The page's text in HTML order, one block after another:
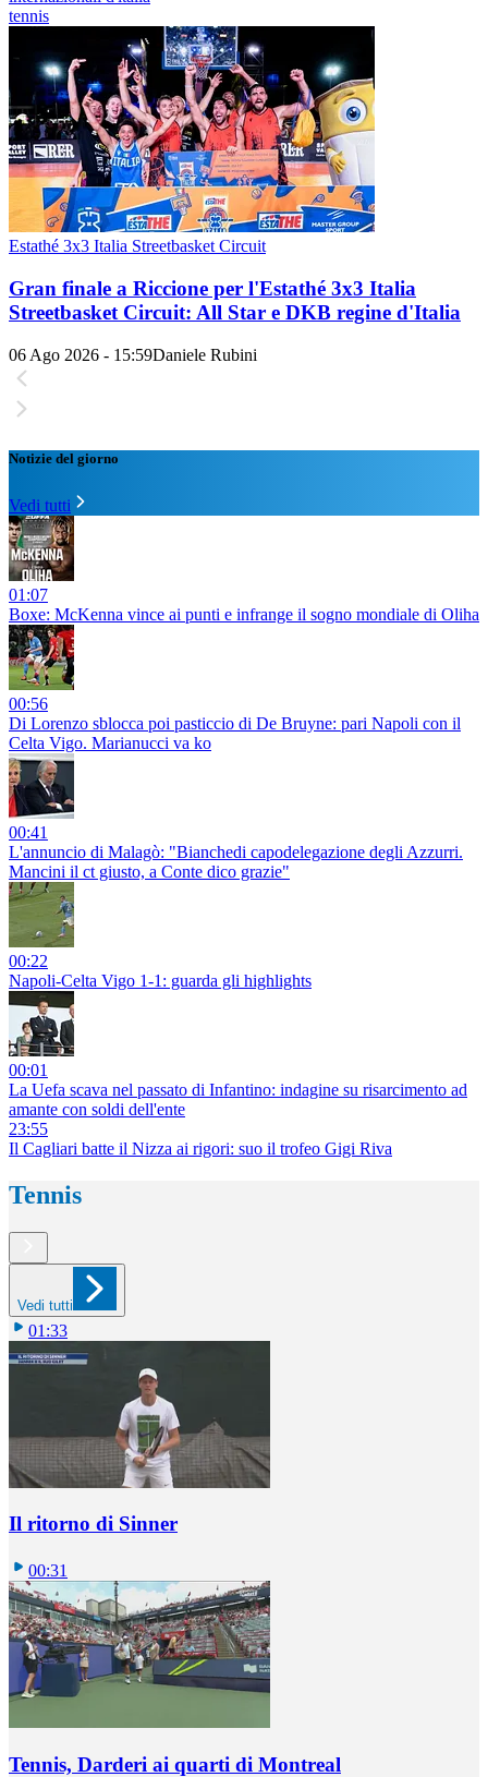
tennis
Estathé 3x3 Italia Streetbasket Circuit
Gran finale a Riccione per l'Estathé 3x3 Italia
Streetbasket Circuit: All Star e DKB regine d'Italia
06 Ago 2026 - 15:59Daniele Rubini
Notizie del giorno
Vedi tutti
01:07
Boxe: McKenna vince ai punti e infrange il sogno mondiale di Oliha
00:56
Di Lorenzo sblocca poi pasticcio di De Bruyne: pari Napoli con il
Celta Vigo. Marianucci va ko
00:41
L'annuncio di Malagò: "Bianchedi capodelegazione degli Azzurri.
Mancini il ct giusto, a Conte dico grazie"
00:22
Napoli-Celta Vigo 1-1: guarda gli highlights
00:01
La Uefa scava nel passato di Infantino: indagine su risarcimento ad
amante con soldi dell'ente
23:55
Il Cagliari batte il Nizza ai rigori: suo il trofeo Gigi Riva
Tennis
Vedi tutti
01:33
Il ritorno di Sinner
00:31
Tennis, Darderi ai quarti di Montreal